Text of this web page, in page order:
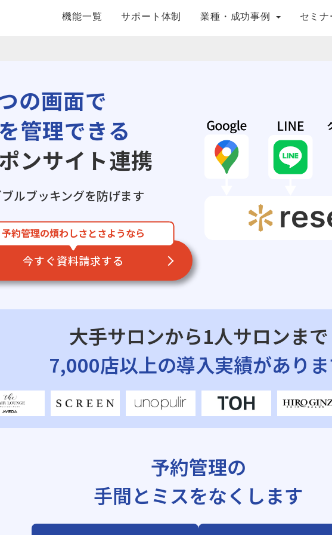
機能一覧 サポート体制 業種・成功事例 セミ
の画面で
管理できる
ンサイト連携
ルブッキングを防げます
予約管理の煩わしさとさようなら
今すぐ資料請求する
大手サロンから1人サロンまで
7,000店以上の導入実績があり
予約管理の
手間とミスをなくします